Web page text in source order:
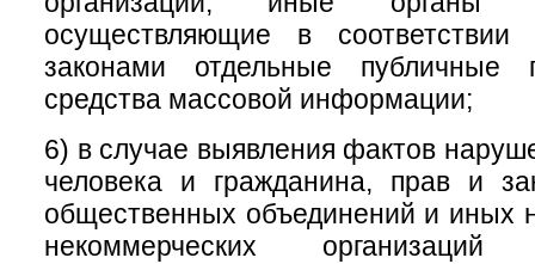
осуществляющие в
законами отдельные
средства массовой информации;
6) в случае выявления фактов
человека и гражданина, прав и
общественных объединений и иных
некоммерческих